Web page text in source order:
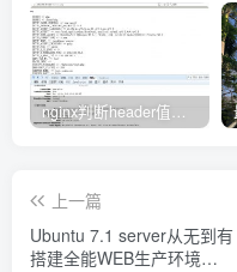
nginx判断header值转发不同upstream处理
上一篇
Ubuntu 7.1 server从无到有
搭建全能WEB生产环境